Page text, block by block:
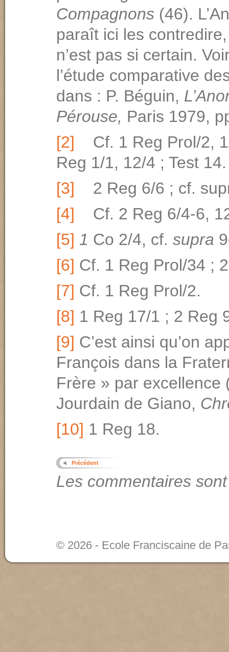
Compagnons (46).
paraît ici les
n’est pas si certain.
l’étude comparative
dans : P. Béguin,
Pérouse, Paris 1979,
[2] Cf. 1 Reg Prol/2,
Reg 1/1, 12/4 ; Test 14.
[3] 2 Reg 6/6 ; cf.
[4] Cf. 2 Reg 6/4-6,
[5] 1 Co 2/4, cf. supra
[6] Cf. 1 Reg Prol/34 ;
[7] Cf. 1 Reg Prol/2.
[8] 1 Reg 17/1 ; 2 Reg
[9] C’est ainsi qu’on
François dans la
Frère » par excellence
Jourdain de Giano,
[10] 1 Reg 18.
Précédent
Les commentaires
© 2026 - Ecole Franciscaine de